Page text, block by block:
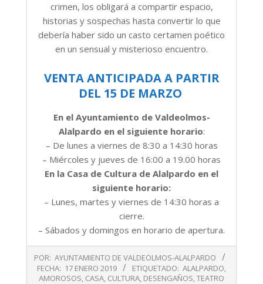
crimen, los obligará a compartir espacio,
historias y sospechas hasta convertir lo que
debería haber sido un casto certamen poético
en un sensual y misterioso encuentro.
VENTA ANTICIPADA A PARTIR
DEL 15 DE MARZO
En el Ayuntamiento de Valdeolmos-
Alalpardo en el siguiente horario:
– De lunes a viernes de 8:30 a 14:30 horas
– Miércoles y jueves de 16:00 a 19.00 horas
En la Casa de Cultura de Alalpardo en el
siguiente horario:
– Lunes, martes y viernes de 14:30 horas a
cierre.
– Sábados y domingos en horario de apertura.
01-
POR: AYUNTAMIENTO DE VALDEOLMOS-ALALPARDO
FECHA: 17 ENERO 2019 ETIQUETADO: ALALPARDO,
AMOROSOS, CASA, CULTURA, DESENGAÑOS,TEATRO